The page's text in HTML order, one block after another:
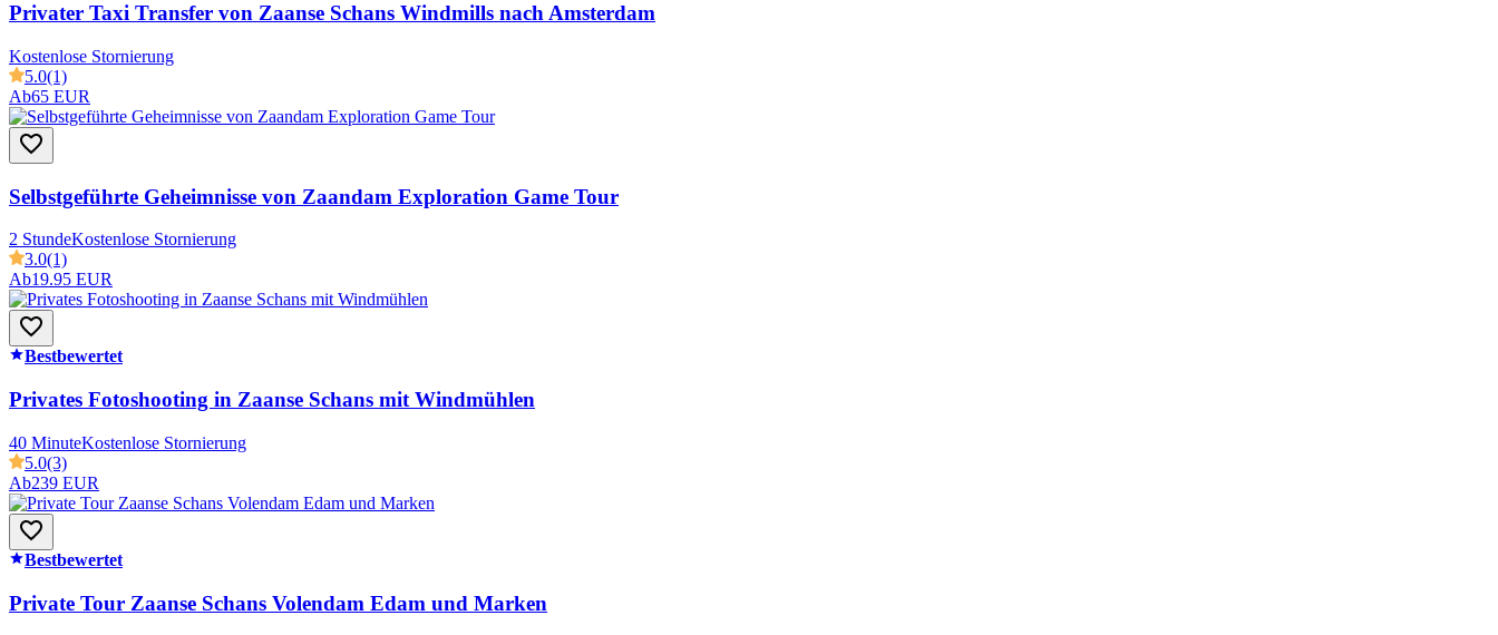
Privater Taxi Transfer von Zaanse Schans Windmills nach Amsterdam
Kostenlose Stornierung
5.0(1)
Ab65 EUR
Selbstgeführte Geheimnisse von Zaandam Exploration Game Tour
2 StundeKostenlose Stornierung
3.0(1)
Ab19.95 EUR
Bestbewertet
Privates Fotoshooting in Zaanse Schans mit Windmühlen
40 MinuteKostenlose Stornierung
5.0(3)
Ab239 EUR
Bestbewertet
Private Tour Zaanse Schans Volendam Edam und Marken